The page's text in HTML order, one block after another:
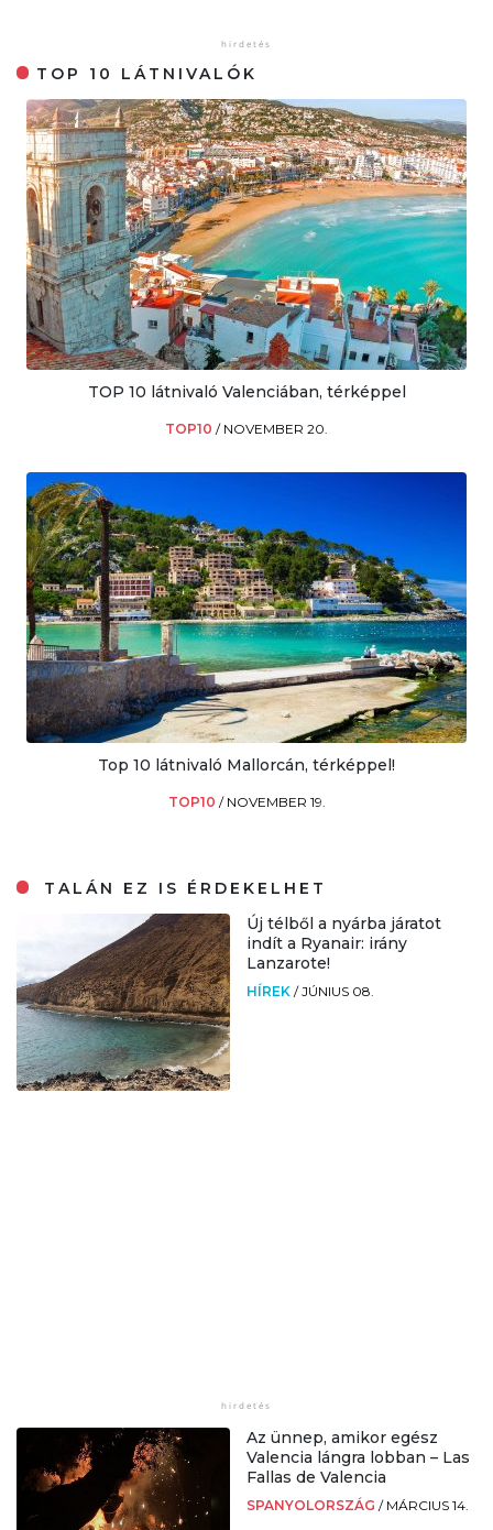
TOP 10 LÁTNIVALÓK
TOP 10 látnivaló Valenciában, térképpel
TOP10 / NOVEMBER 20.
Top 10 látnivaló Mallorcán, térképpel!
TOP10 / NOVEMBER 19.
TALÁN EZ IS ÉRDEKELHET
Új télből a nyárba járatot
indít a Ryanair: irány
Lanzarote!
HÍREK /JÚNIUS 08.
Az ünnep, amikor egész
Valencia lángra lobban – Las
Fallas de Valencia
SPANYOLORSZÁG / MÁRCIUS 14.